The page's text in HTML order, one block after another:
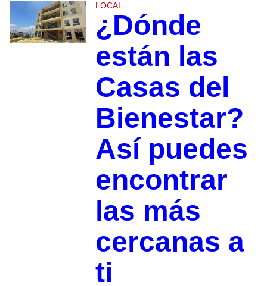
LOCAL
¿Dónde
están las
Casas del
Bienestar?
Así puedes
encontrar
las más
cercanas a
ti